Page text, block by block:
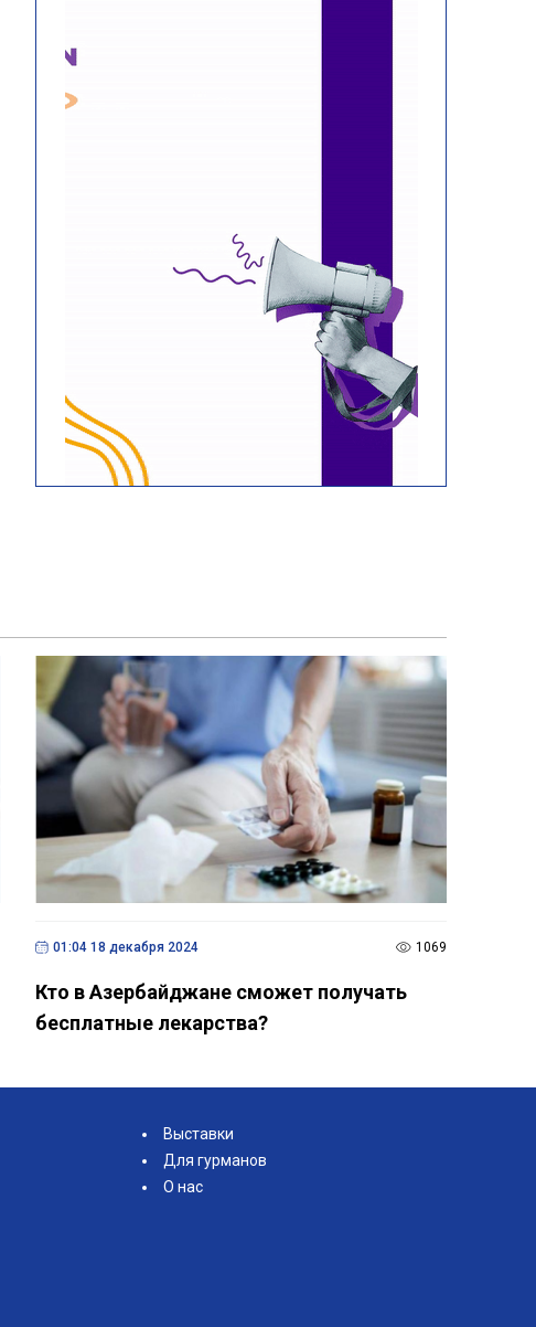
01:04 18 декабря 2024 1069
Кто в Азербайджане сможет получать
бесплатные лекарства?
Выставки
Для гурманов
О нас